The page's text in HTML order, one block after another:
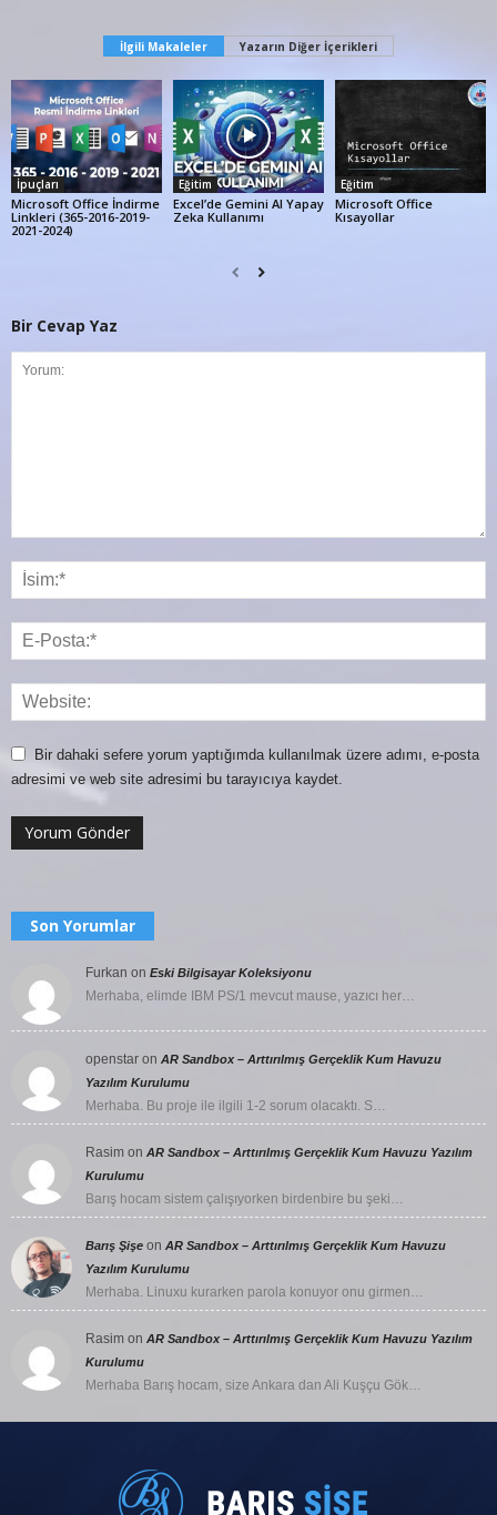
İlgili Makaleler Yazarın Diğer İçerikleri
İpuçları
Microsoft Office İndirme
Linkleri (365-2016-2019-
2021-2024)
Eğitim
Excel’de Gemini AI Yapay
Zeka Kullanımı
Eğitim
Microsoft Office
Kısayollar
Bir Cevap Yaz
Bir dahaki sefere yorum yaptığımda kullanılmak üzere adımı, e-posta
adresimi ve web site adresimi bu tarayıcıya kaydet.
Son Yorumlar
Furkan on Eski Bilgisayar Koleksiyonu
Merhaba, elimde IBM PS/1 mevcut mause, yazıcı her…
openstar on AR Sandbox – Arttırılmış Gerçeklik Kum Havuzu
Yazılım Kurulumu
Merhaba. Bu proje ile ilgili 1-2 sorum olacaktı. S…
Rasim on AR Sandbox – Arttırılmış Gerçeklik Kum Havuzu Yazılım
Kurulumu
Barış hocam sistem çalışıyorken birdenbire bu şeki…
Barış Şişe on AR Sandbox – Arttırılmış Gerçeklik Kum Havuzu
Yazılım Kurulumu
Merhaba. Linuxu kurarken parola konuyor onu girmen…
Rasim on AR Sandbox – Arttırılmış Gerçeklik Kum Havuzu Yazılım
Kurulumu
Merhaba Barış hocam, size Ankara dan Ali Kuşçu Gök…